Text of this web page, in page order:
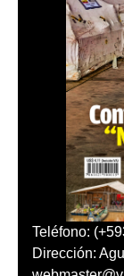
Teléfono:
Dirección: